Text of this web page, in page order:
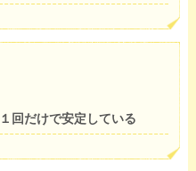
回だけで安定している